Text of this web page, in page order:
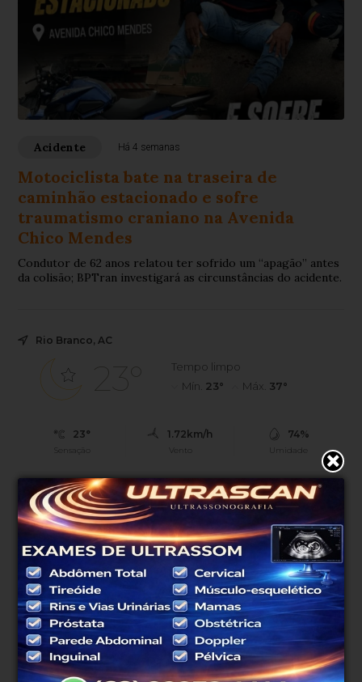
Acidente Há 4 semanas
Motociclista bate na traseira de
caminhão estacionado e sofre
traumatismo craniano na Avenida
Chico Mendes
Condutor de 62 anos relatou ter sofrido um “apagão” antes
da colisão; BPTran investigará as circunstâncias do acidente.
Rio Branco, AC
23°
Tempo limpo
Mín. 23° Máx. 37°
23°
Sensação
1.72km/h
Vento
74%
Umidade
0%(0mm)
Chance de chuva
07h45
Nascer do sol
07h28
Pôr do sol
SÁB
38°
23°
DOM
38°
23°
SEG
38°
22°
TER
32°
21°
QUA
35°
Atualizado às 03h01